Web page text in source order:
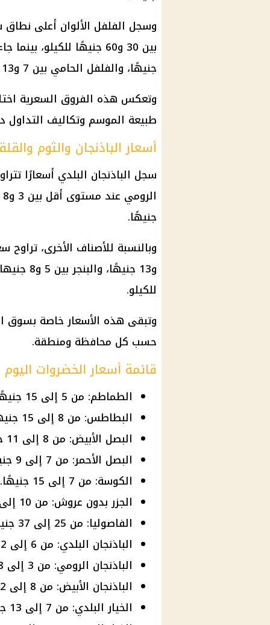
وسجل الفلفل الألوان أعلى
جنيهًا، والفلفل الحامي بين 7 و13 جنيهًا.
وتعكس هذه الفروق السعرية
طبيعة الموسم وتكاليف
أسعار الباذنجان والثوم
جنيهًا.
للكيلو.
وتبقى هذه الأسعار خاصة بسوق
حسب كل محافظة ومنطقة.
قائمة أسعار الخضروات
الطماطم: من 5 إلى 15 جنيهًا.
البطاطس: من 8 إلى 15 جنيهًا.
البصل الأبيض: من 8 إلى 11 جنيهًا.
البصل الأحمر: من 7 إلى 9 جنيهات.
الكوسة: من 7 إلى 15 جنيهًا.
الجزر بدون عروش: من 10 إلى 20 جنيهًا.
الفاصوليا: من 25 إلى 37 جنيهًا.
الباذنجان البلدي: من 6 إلى 12 جنيهًا.
الباذنجان الرومي: من 3 إلى 8 جنيهات.
الباذنجان الأبيض: من 8 إلى 12 جنيهًا.
الخيار البلدي: من 7 إلى 13 جنيهًا.